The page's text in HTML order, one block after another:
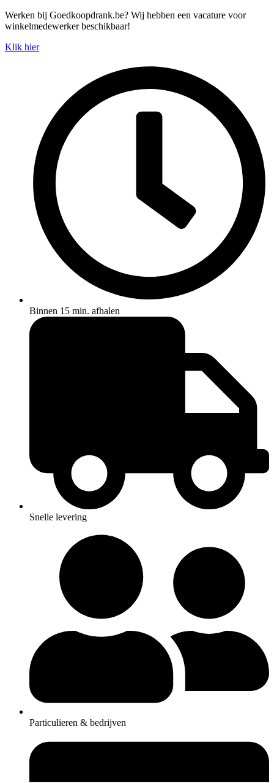
Spring
naar
inhoud
Werken bij Goedkoopdrank.be? Wij hebben een vacature voor
winkelmedewerker beschikbaar!
Klik hier
Binnen 15 min. afhalen
Snelle levering
Particulieren & bedrijven